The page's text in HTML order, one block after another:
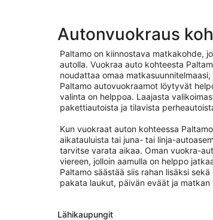
Autonvuokraus
Paltamo on kiinnostava matkakohde,
autolla. Vuokraa auto kohteesta
noudattaa omaa
Paltamo autovuokraamot löytyvät
valinta on helppoa. Laajasta
pakettiautoista ja tilavista
Kun vuokraat auton kohteessa
aikatauluista tai juna- tai linja-
tarvitse varata aikaa. Oman vuokra-
viereen, jolloin aamulla on helppo
Paltamo säästää siis rahan lisäksi
pakata laukut, päivän eväät ja
Lähikaupungit